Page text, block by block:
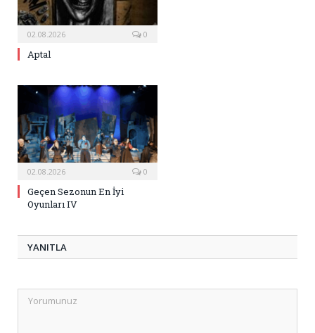
02.08.2026 0
Aptal
02.08.2026 0
Geçen Sezonun En İyi
Oyunları IV
YANITLA